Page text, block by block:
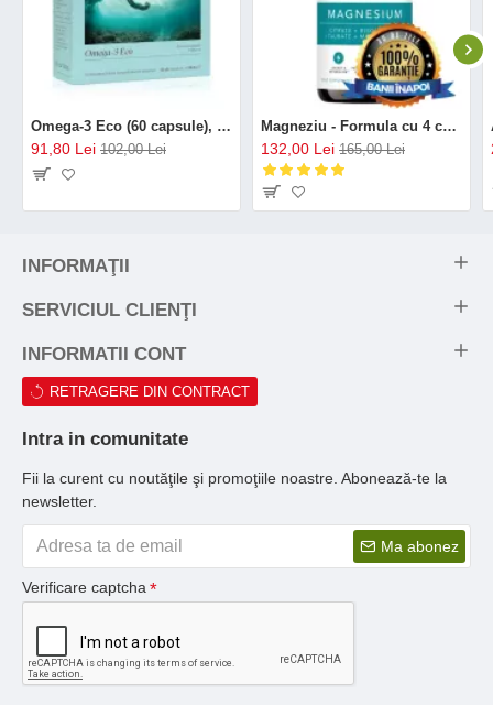
Omega-3 Eco (60 capsule), GAL
91,80 Lei 102,00 Lei
Magneziu - Formula cu 4 chelați (120 capsule), Neutrient
132,00 Lei 165,00 Lei
INFORMAŢII
SERVICIUL CLIENŢI
INFORMATII CONT
RETRAGERE DIN CONTRACT
Intra in comunitate
Fii la curent cu noutăţile şi promoţiile noastre. Abonează-te la
newsletter.
Ma abonez
Verificare captcha